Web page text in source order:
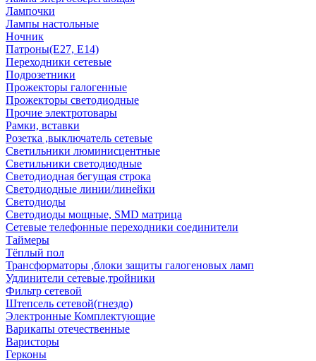
Лампочки
Лампы настольные
Ночник
Патроны(Е27, Е14)
Переходники сетевые
Подрозетники
Прожекторы галогенные
Прожекторы светодиодные
Прочие электротовары
Рамки, вставки
Розетка ,выключатель сетевые
Светильники люминисцентные
Светильники светодиодные
Светодиодная бегущая строка
Светодиодные линии/линейки
Светодиоды
Светодиоды мощные, SMD матрица
Сетевые телефонные переходники соединители
Таймеры
Тёплый пол
Трансформаторы ,блоки защиты галогеновых ламп
Удлинители сетевые,тройники
Фильтр сетевой
Штепсель сетевой(гнездо)
Электронные Комплектующие
Варикапы отечественные
Варисторы
Герконы